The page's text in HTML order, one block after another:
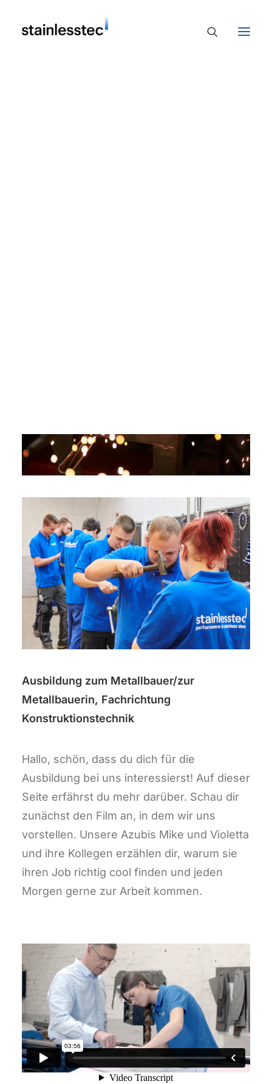
Ausbildung zum Metallbauer/zur
Metallbauerin, Fachrichtung
Konstruktionstechnik
Hallo, schön, dass du dich für die
Ausbildung bei uns interessierst! Auf dieser
Seite erfährst du mehr darüber. Schau dir
zunächst den Film an, in dem wir uns
vorstellen. Unsere Azubis Mike und Violetta
und ihre Kollegen erzählen dir, warum sie
ihren Job richtig cool finden und jeden
Morgen gerne zur Arbeit kommen.